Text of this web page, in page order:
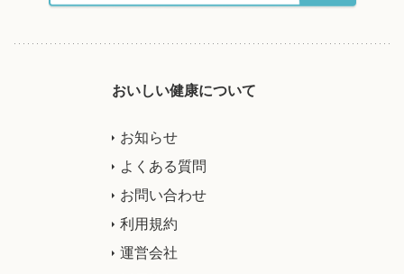
おいしい健康について
お知らせ
よくある質問
お問い合わせ
利用規約
運営会社